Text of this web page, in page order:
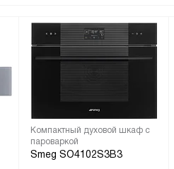
Компактный духовой шкаф с
пароваркой
Smeg SO4102S3B3